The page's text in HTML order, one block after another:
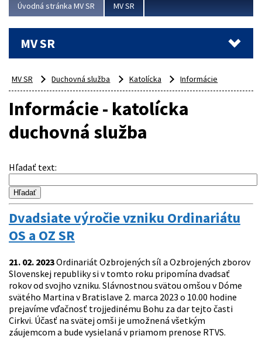
Úvodná stránka MV SR MV SR
MV SR
MV SR Duchovná služba Katolícka Informácie
Informácie - katolícka
duchovná služba
Hľadať text:
Dvadsiate výročie vzniku Ordinariátu
OS a OZ SR
21. 02. 2023Ordinariát Ozbrojených síl a Ozbrojených zborov
Slovenskej republiky si v tomto roku pripomína dvadsať
rokov od svojho vzniku. Slávnostnou svätou omšou v Dóme
svätého Martina v Bratislave 2. marca 2023 o 10.00 hodine
prejavíme vďačnosť trojjedinému Bohu za dar tejto časti
Cirkvi. Účasť na svätej omši je umožnená všetkým
záujemcom a bude vysielaná v priamom prenose RTVS.